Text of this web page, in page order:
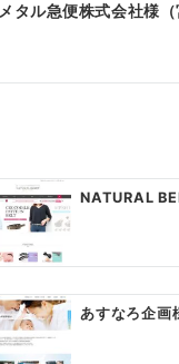
メタル急便株式会社様（
NATURAL
あすなろ企画